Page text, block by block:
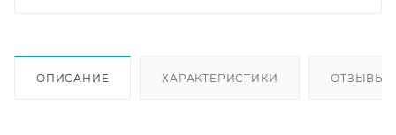
ОПИСАНИЕ ХАРАКТЕРИСТИКИ ОТЗЫВЫ